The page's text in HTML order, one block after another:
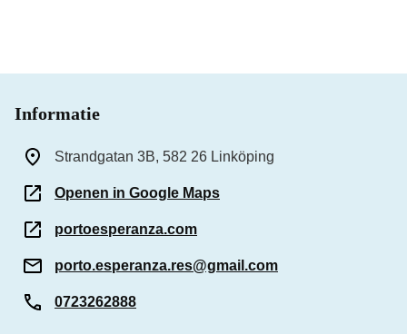
Informatie
Strandgatan 3B, 582 26 Linköping
Openen in Google Maps
portoesperanza.com
porto.esperanza.res@gmail.com
0723262888